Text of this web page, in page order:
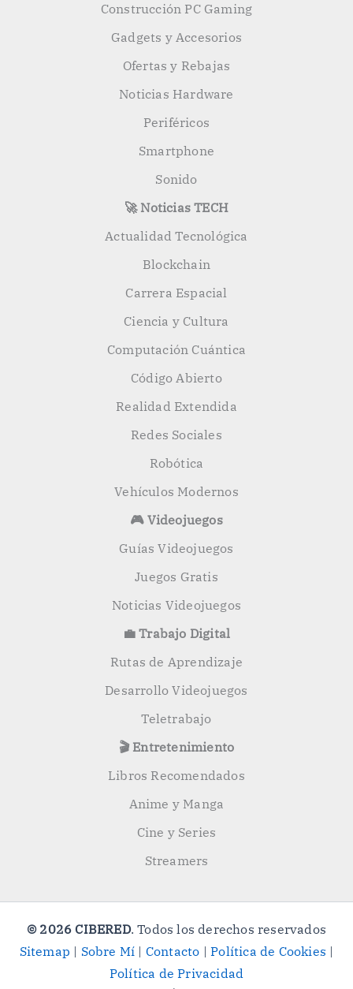
Construcción PC Gaming
Gadgets y Accesorios
Ofertas y Rebajas
Noticias Hardware
Periféricos
Smartphone
Sonido
🚀 Noticias TECH
Actualidad Tecnológica
Blockchain
Carrera Espacial
Ciencia y Cultura
Computación Cuántica
Código Abierto
Realidad Extendida
Redes Sociales
Robótica
Vehículos Modernos
🎮 Videojuegos
Guías Videojuegos
Juegos Gratis
Noticias Videojuegos
💼 Trabajo Digital
Rutas de Aprendizaje
Desarrollo Videojuegos
Teletrabajo
🎬 Entretenimiento
Libros Recomendados
Anime y Manga
Cine y Series
Streamers
© 2026 CIBERED. Todos los derechos reservados
Sitemap | Sobre Mí | Contacto |Política de Cookies |
Política de Privacidad